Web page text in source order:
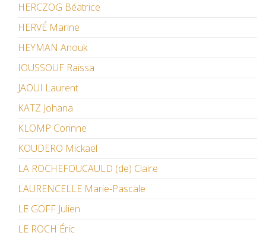
HERCZOG Béatrice
HERVÉ Marine
HEYMAN Anouk
IOUSSOUF Raïssa
JAOUI Laurent
KATZ Johana
KLOMP Corinne
KOUDERO Mickaël
LA ROCHEFOUCAULD (de) Claire
LAURENCELLE Marie-Pascale
LE GOFF Julien
LE ROCH Éric